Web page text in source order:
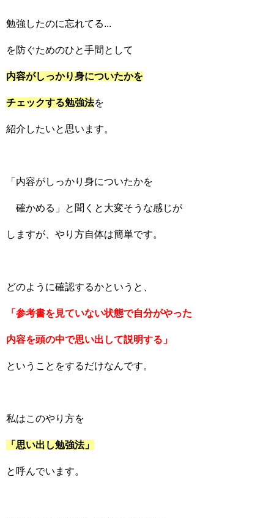
勉強したのに忘れてる...
を防ぐためのひと手間として
内容がしっかり身についたかを
チェックする勉強法を
紹介したいと思います。
「内容がしっかり身についたかを
確かめる」と聞くと大変そうな感じが
しますが、やり方自体は簡単です。
どのように確認するかというと、
「参考書を見ていない状態で自分がやった
内容を頭の中で思い出して説明する」
ということをするだけなんです。
私はこのやり方を
「思い出し勉強法」
と呼んでいます。